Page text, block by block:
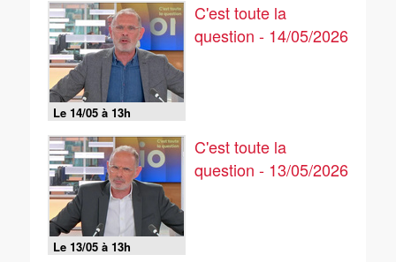
Le 14/05 à 13h
C'est toute la
question - 14/05/2026
Le 13/05 à 13h
C'est toute la
question - 13/05/2026